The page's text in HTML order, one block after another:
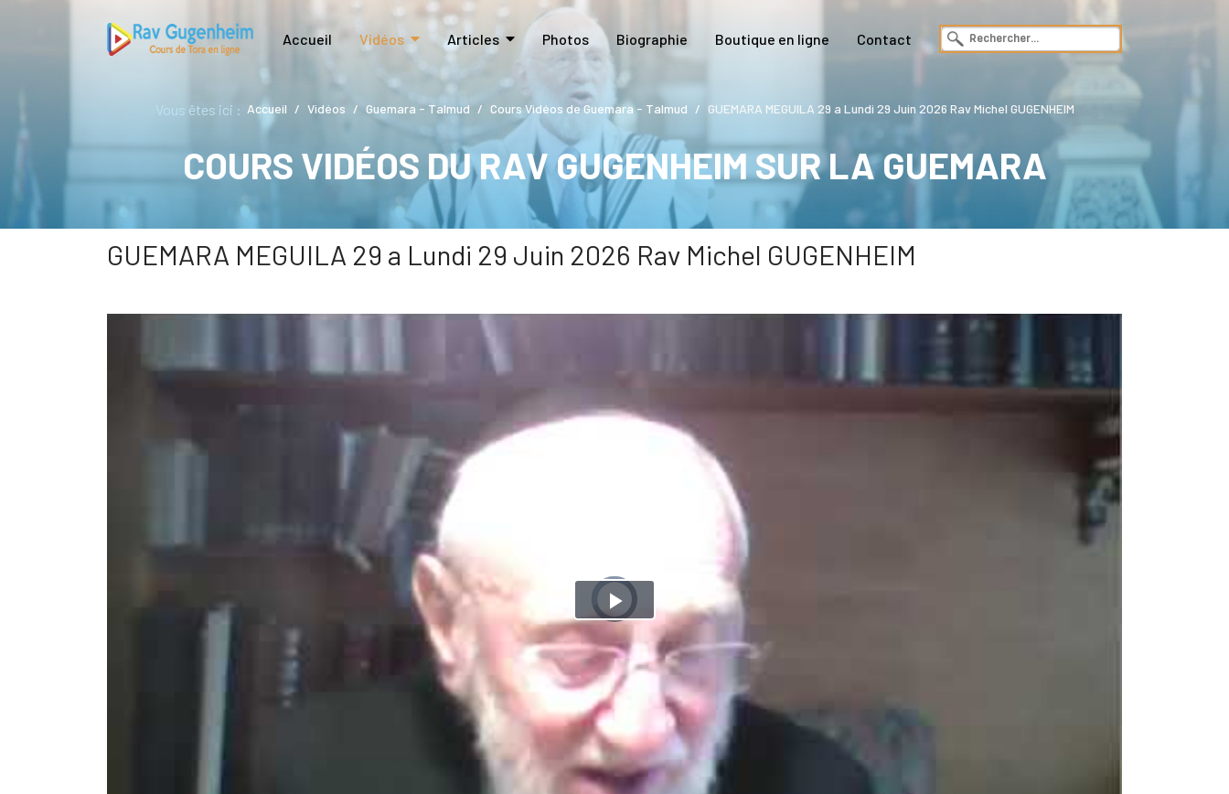
Accueil Vidéos Articles Photos Biographie Boutique en ligne Contact
Vous êtes ici : Accueil Vidéos Guemara - Talmud Cours Vidéos de Guemara - Talmud GUEMARA MEGUILA 29 a Lundi 29 Juin 2026 Rav Michel GUGENHEIM
COURS VIDÉOS DU RAV GUGENHEIM SUR LA GUEMARA
GUEMARA MEGUILA 29 a Lundi 29 Juin 2026 Rav Michel GUGENHEIM
Play
Video